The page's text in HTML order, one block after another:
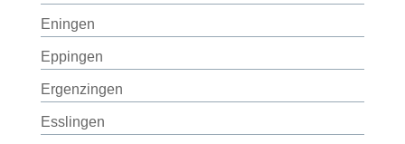
Eningen
Eppingen
Ergenzingen
Esslingen